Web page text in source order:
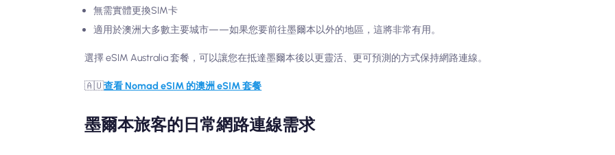
無需實體更換SIM卡
適用於澳洲大多數主要城市——如果您要前往墨爾本以外的地區，這將非常有用。
選擇 eSIM Australia 套餐，可以讓您在抵達墨爾本後以更靈活、更可預測的方式保持網路連線。
🇦🇺查看 Nomad eSIM 的澳洲 eSIM 套餐
墨爾本旅客的日常網路連線需求